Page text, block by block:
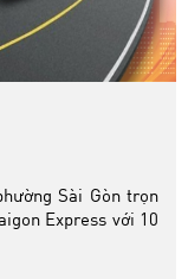
Sài Gòn trọn
Express với 10